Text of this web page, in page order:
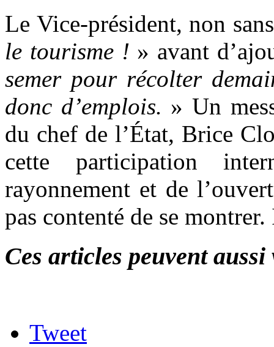
Le Vice-président, non
le tourisme ! » avant
semer pour récolter
donc d’emplois. » Un
du chef de l’État, Brice
cette participation
rayonnement et de
pas contenté de se
Ces articles peuvent
Tweet